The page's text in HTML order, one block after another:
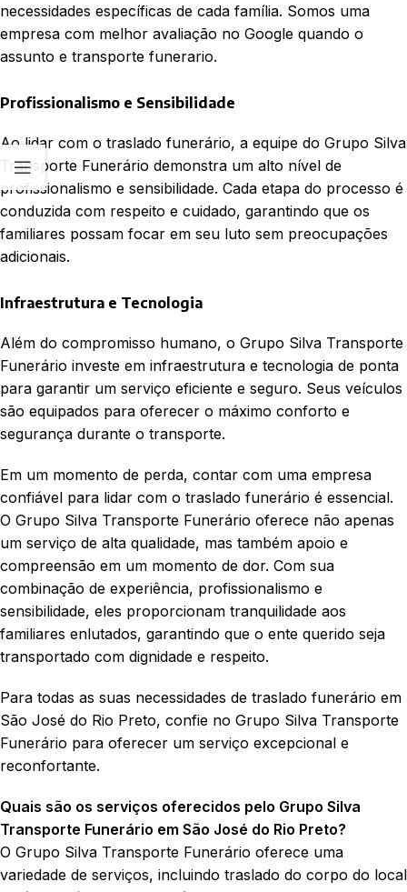
necessidades específicas de cada família. Somos uma
empresa com melhor avaliação no Google quando o
assunto e transporte funerario.
Profissionalismo e Sensibilidade
Ao lidar com o traslado funerário, a equipe do Grupo Silva
Transporte Funerário demonstra um alto nível de
profissionalismo e sensibilidade. Cada etapa do processo é
conduzida com respeito e cuidado, garantindo que os
familiares possam focar em seu luto sem preocupações
adicionais.
Infraestrutura e Tecnologia
Além do compromisso humano, o Grupo Silva Transporte
Funerário investe em infraestrutura e tecnologia de ponta
para garantir um serviço eficiente e seguro. Seus veículos
são equipados para oferecer o máximo conforto e
segurança durante o transporte.
Em um momento de perda, contar com uma empresa
confiável para lidar com o traslado funerário é essencial.
O Grupo Silva Transporte Funerário oferece não apenas
um serviço de alta qualidade, mas também apoio e
compreensão em um momento de dor. Com sua
combinação de experiência, profissionalismo e
sensibilidade, eles proporcionam tranquilidade aos
familiares enlutados, garantindo que o ente querido seja
transportado com dignidade e respeito.
Para todas as suas necessidades de traslado funerário em
São José do Rio Preto, confie no Grupo Silva Transporte
Funerário para oferecer um serviço excepcional e
reconfortante.
Quais são os serviços oferecidos pelo Grupo Silva
Transporte Funerário em São José do Rio Preto?
O Grupo Silva Transporte Funerário oferece uma
variedade de serviços, incluindo traslado do corpo do local